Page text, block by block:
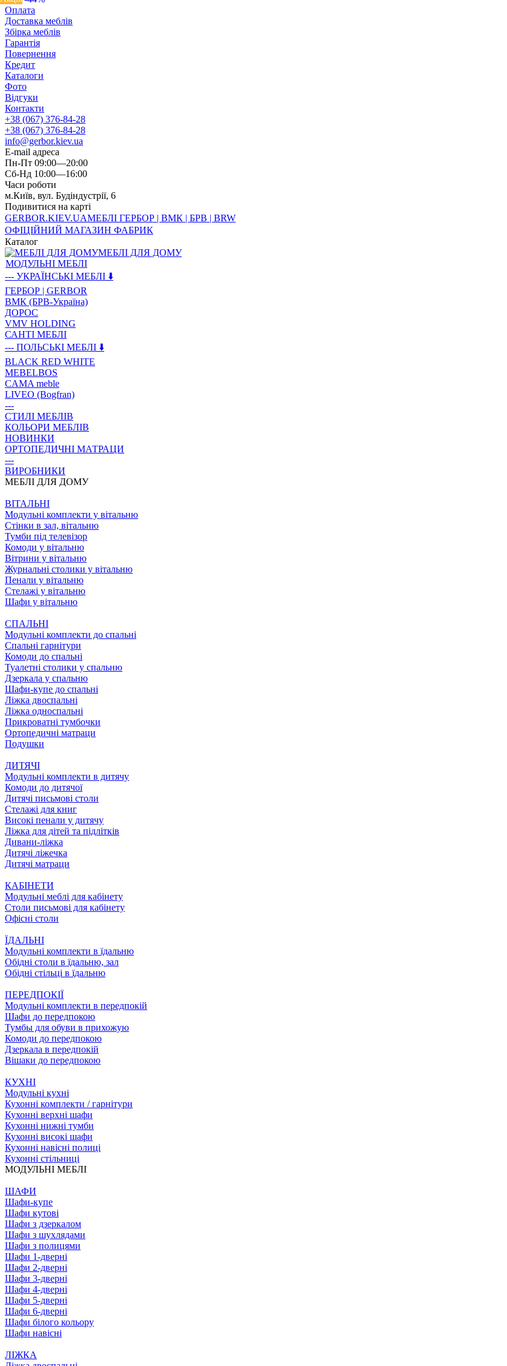
Оплата
Доставка меблів
Збірка меблів
Гарантія
Повернення
Кредит
Каталоги
Фото
Відгуки
Контакти
+38 (067) 376-84-28
+38 (067) 376-84-28
info@gerbor.kiev.ua
E-mail адреса
Пн-Пт 09:00—20:00
Сб-Нд 10:00—16:00
Часи роботи
м.Київ, вул. Будіндустрії, 6
Подивитися на карті
GERBOR.KIEV.UAМЕБЛI ГЕРБОР | ВМК | БРВ | BRW
ОФІЦІЙНИЙ МАГАЗИН ФАБРИК
Каталог
МЕБЛІ ДЛЯ ДОМУ
МОДУЛЬНІ МЕБЛІ
--- УКРАЇНСЬКІ МЕБЛІ ⬇️
ГЕРБОР | GERBOR
ВМК (БРВ-Україна)
ДОРОС
VMV HOLDING
САНТІ МЕБЛІ
--- ПОЛЬСЬКІ МЕБЛІ ⬇️
BLACK RED WHITE
MEBELBOS
CAMA meble
LIVEO (Bogfran)
---
СТИЛІ МЕБЛІВ
КОЛЬОРИ МЕБЛІВ
НОВИНКИ
ОРТОПЕДИЧНІ МАТРАЦИ
---
ВИРОБНИКИ
МЕБЛІ ДЛЯ ДОМУ
ВIТАЛЬНI
Модульні комплекти у вітальню
Стінки в зал, вітальню
Тумби під телевізор
Комоди у вітальню
Вітрини у вітальню
Журнальні столики у вітальню
Пенали у вітальню
Стелажі у вітальню
Шафи у вітальню
СПАЛЬНІ
Модульні комплекти до спальні
Спальні гарнітури
Комоди до спальні
Туалетні столики у спальню
Дзеркала у спальню
Шафи-купе до спальні
Ліжка двоспальні
Ліжка односпальні
Прикроватні тумбочки
Ортопедичні матраци
Подушки
ДИТЯЧІ
Модульні комплекти в дитячу
Комоди до дитячої
Дитячі письмові столи
Стелажі для книг
Високі пенали у дитячу
Ліжка для дітей та підлітків
Дивани-ліжка
Дитячі ліжечка
Дитячі матраци
КАБІНЕТИ
Модульні меблі для кабінету
Столи письмові для кабінету
Офісні столи
ЇДАЛЬНI
Модульні комплекти в їдальню
Обідні столи в їдальню, зал
Обідні стільці в їдальню
ПЕРЕДПОКІЇ
Модульні комплекти в передпокій
Шафи до передпокою
Тумбы для обуви в прихожую
Комоди до передпокою
Дзеркала в передпокій
Вішаки до передпокою
КУХНІ
Модульні кухні
Кухонні комплекти / гарнітури
Кухонні верхні шафи
Кухонні нижні тумби
Кухонні високі шафи
Кухонні навісні полиці
Кухонні стільниці
МОДУЛЬНІ МЕБЛІ
ШАФИ
Шафи-купе
Шафи кутові
Шафи з дзеркалом
Шафи з шухлядами
Шафи з полицями
Шафи 1-дверні
Шафи 2-дверні
Шафи 3-дверні
Шафи 4-дверні
Шафи 5-дверні
Шафи 6-дверні
Шафи білого кольору
Шафи навісні
ЛІЖКА